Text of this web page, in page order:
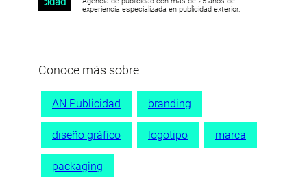
experiencia especializada en publicidad exterior.
Conoce más sobre
AN Publicidad branding
diseño gráfico logotipo marca
packaging